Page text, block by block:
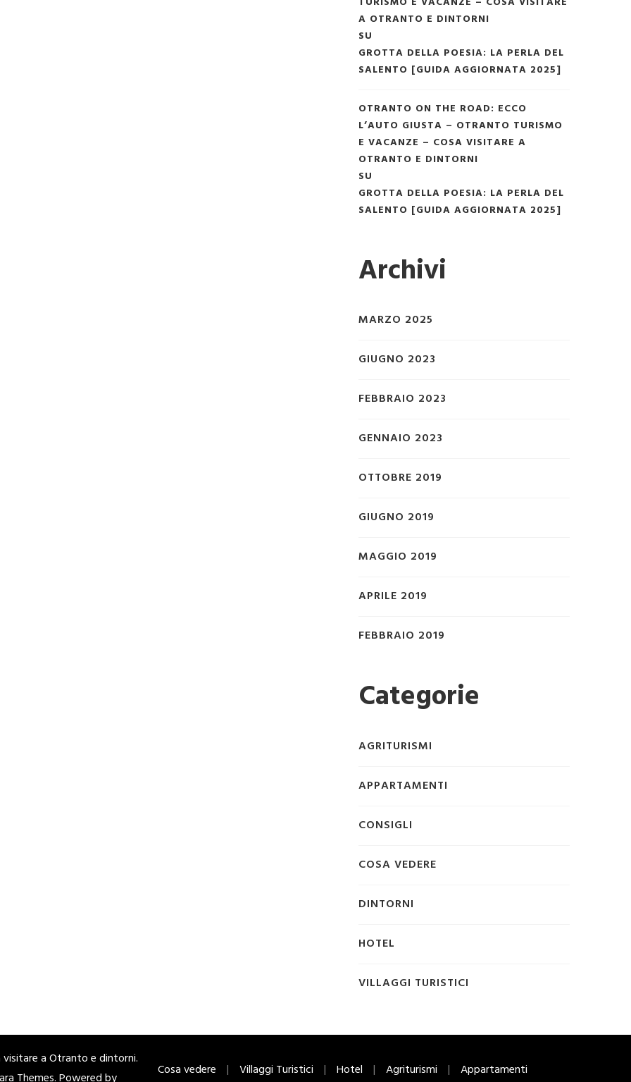
A OTRANTO E DINTORNI
SU
GROTTA DELLA POESIA: LA PERLA DEL
SALENTO [GUIDA AGGIORNATA 2025]
OTRANTO ON THE ROAD: ECCO
L’AUTO GIUSTA – OTRANTO TURISMO
E VACANZE – COSA VISITARE A
OTRANTO E DINTORNI
SU
GROTTA DELLA POESIA: LA PERLA DEL
SALENTO [GUIDA AGGIORNATA 2025]
Archivi
MARZO 2025
GIUGNO 2023
FEBBRAIO 2023
GENNAIO 2023
OTTOBRE 2019
GIUGNO 2019
MAGGIO 2019
APRILE 2019
FEBBRAIO 2019
Categorie
AGRITURISMI
APPARTAMENTI
CONSIGLI
COSA VEDERE
DINTORNI
HOTEL
VILLAGGI TURISTICI
a Otranto e dintorni.
Themes. Powered by Cosa vedere Villaggi Turistici Hotel Agriturismi
Appartamenti